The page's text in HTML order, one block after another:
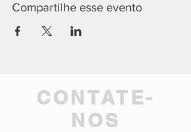
Compartilhe esse evento
CONTATE-
NOS